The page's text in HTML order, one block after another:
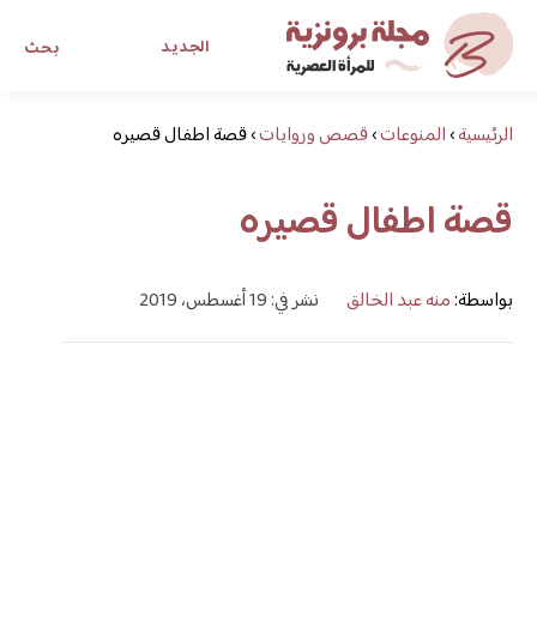
بحث الجديد
مجلة برونزية للفتاة العصرية
ابحث عن أي موضوع يهمك
الرئيسية›المنوعات›قصص وروايات›قصة اطفال قصيره
قصة اطفال قصيره
بواسطة:منه عبد الخالق نشر في: 19 أغسطس، 2019